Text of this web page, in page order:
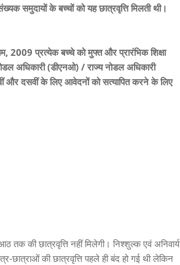
समुदायों के बच्चों को यह छात्रवृत्ति मिलती थी।
2009 प्रत्येक बच्चे को मुफ्त और प्रारंभिक शिक्षा
अधिकारी (डीएनओ) / राज्य नोडल अधिकारी
और दसवीं के लिए आवेदनों को सत्यापित करने के लिए
की छात्रवृत्ति नहीं मिलेगी। निश्शुल्क एवं अनिवार्य
छात्राओं की छात्रवृत्ति पहले ही बंद हो गई थी लेकिन